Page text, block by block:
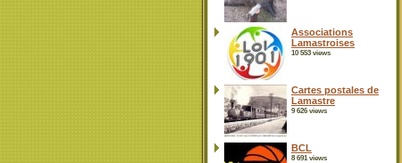
Associations
Lamastroises
10 553 views
Cartes postales de
Lamastre
9 626 views
BCL
8 691 views